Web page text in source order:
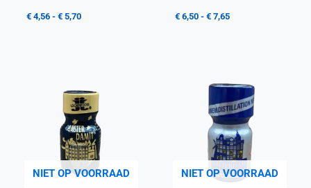
€4,56- €5,70 €6,50- €7,65
NIET OP VOORRAAD NIET OP VOORRAAD